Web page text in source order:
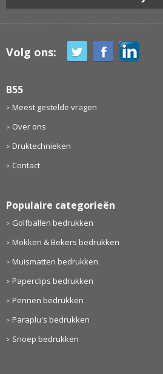
Volg ons:
B55
Meest gestelde vragen
Over ons
Druktechnieken
Contact
Populaire categorieën
Golfballen bedrukken
Mokken & Bekers bedrukken
Muismatten bedrukken
Paperclips bedrukken
Pennen bedrukken
Paraplu's bedrukken
Snoep bedrukken